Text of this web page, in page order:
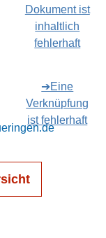
Dokument ist
inhaltlich
fehlerhaft
➔Eine
Verknüpfung
ist fehlerhaft